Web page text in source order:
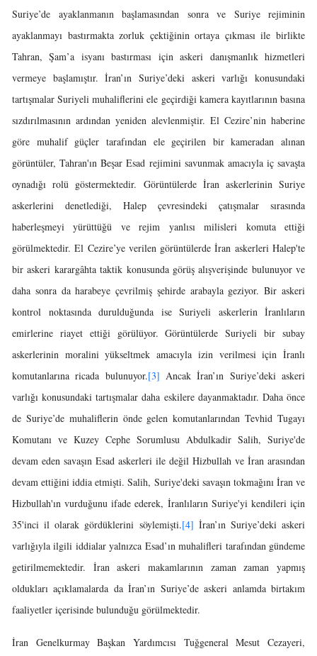
Suriye’de ayaklanmanın başlamasından sonra ve Suriye rejiminin
ayaklanmayı bastırmakta zorluk çektiğinin ortaya çıkması ile birlikte
Tahran, Şam’a isyanı bastırması için askeri danışmanlık hizmetleri
vermeye başlamıştır. İran’ın Suriye’deki askeri varlığı konusundaki
tartışmalar Suriyeli muhaliflerini ele geçirdiği kamera kayıtlarının basına
sızdırılmasının ardından yeniden alevlenmiştir. El Cezire’nin haberine
göre muhalif güçler tarafından ele geçirilen bir kameradan alınan
görüntüler, Tahran'ın Beşar Esad rejimini savunmak amacıyla iç savaşta
oynadığı rolü göstermektedir. Görüntülerde İran askerlerinin Suriye
askerlerini denetlediği, Halep çevresindeki çatışmalar sırasında
haberleşmeyi yürüttüğü ve rejim yanlısı milisleri komuta ettiği
görülmektedir. El Cezire’ye verilen görüntülerde İran askerleri Halep'te
bir askeri karargâhta taktik konusunda görüş alışverişinde bulunuyor ve
daha sonra da harabeye çevrilmiş şehirde arabayla geziyor. Bir askeri
kontrol noktasında durulduğunda ise Suriyeli askerlerin İranlıların
emirlerine riayet ettiği görülüyor. Görüntülerde Suriyeli bir subay
askerlerinin moralini yükseltmek amacıyla izin verilmesi için İranlı
komutanlarına ricada bulunuyor.[3] Ancak İran’ın Suriye’deki askeri
varlığı konusundaki tartışmalar daha eskilere dayanmaktadır. Daha önce
de Suriye’de muhaliflerin önde gelen komutanlarından Tevhid Tugayı
Komutanı ve Kuzey Cephe Sorumlusu Abdulkadir Salih, Suriye'de
devam eden savaşın Esad askerleri ile değil Hizbullah ve İran arasından
devam ettiğini iddia etmişti. Salih, Suriye'deki savaşın tokmağını İran ve
Hizbullah'ın vurduğunu ifade ederek, İranlıların Suriye'yi kendileri için
35'inci il olarak gördüklerini söylemişti.[4] İran’ın Suriye’deki askeri
varlığıyla ilgili iddialar yalnızca Esad’ın muhalifleri tarafından gündeme
getirilmemektedir. İran askeri makamlarının zaman zaman yapmış
oldukları açıklamalarda da İran’ın Suriye’de askeri anlamda birtakım
faaliyetler içerisinde bulunduğu görülmektedir.
İran Genelkurmay Başkan Yardımcısı Tuğgeneral Mesut Cezayeri,